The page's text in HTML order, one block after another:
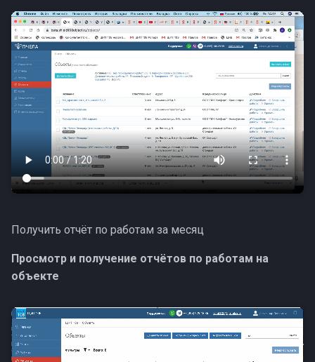
Получить отчёт по работам за месяц
Просмотр и получение отчётов по работам на
объекте